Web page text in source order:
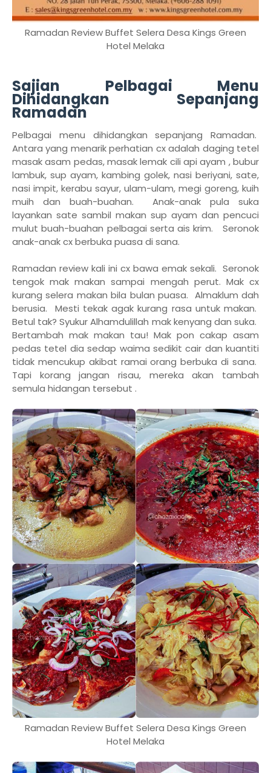
Ramadan Review Buffet Selera Desa Kings Green
Hotel Melaka
Sajian Pelbagai Menu
Dihidangkan Sepanjang
Ramadan
Pelbagai menu dihidangkan sepanjang Ramadan.
Antara yang menarik perhatian cx adalah daging tetel
masak asam pedas, masak lemak cili api ayam , bubur
lambuk, sup ayam, kambing golek, nasi beriyani, sate,
nasi impit, kerabu sayur, ulam-ulam, megi goreng, kuih
muih dan buah-buahan. Anak-anak pula suka
layankan sate sambil makan sup ayam dan pencuci
mulut buah-buahan pelbagai serta ais krim. Seronok
anak-anak cx berbuka puasa di sana.
Ramadan review kali ini cx bawa emak sekali. Seronok
tengok mak makan sampai mengah perut. Mak cx
kurang selera makan bila bulan puasa. Almaklum dah
berusia. Mesti tekak agak kurang rasa untuk makan.
Betul tak? Syukur Alhamdulillah mak kenyang dan suka.
Bertambah mak makan tau! Mak pon cakap asam
pedas tetel dia sedap waima sedikit cair dan kuantiti
tidak mencukup akibat ramai orang berbuka di sana.
Tapi korang jangan risau, mereka akan tambah
semula hidangan tersebut .
Ramadan Review Buffet Selera Desa Kings Green
Hotel Melaka